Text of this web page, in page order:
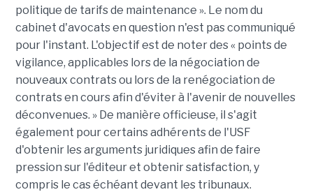
politique de tarifs de maintenance ». Le nom du
cabinet d'avocats en question n'est pas communiqué
pour l'instant. L'objectif est de noter des « points de
vigilance, applicables lors de la négociation de
nouveaux contrats ou lors de la renégociation de
contrats en cours afin d'éviter à l'avenir de nouvelles
déconvenues. » De manière officieuse, il s'agit
également pour certains adhérents de l'USF
d'obtenir les arguments juridiques afin de faire
pression sur l'éditeur et obtenir satisfaction, y
compris le cas échéant devant les tribunaux.